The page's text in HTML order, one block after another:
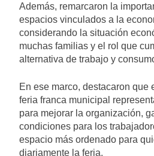
Además, remarcaron la
espacios vinculados a la
considerando la situación
muchas familias y el rol que
alternativa de trabajo y
En ese marco, destacaron que
feria franca municipal
para mejorar la organización,
condiciones para los
espacio más ordenado para
diariamente la feria.